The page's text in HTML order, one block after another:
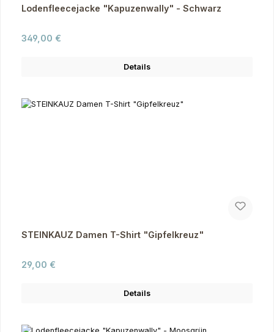
Lodenfleecejacke "Kapuzenwally" - Schwarz
Regulärer Preis:
349,00 €
Details
STEINKAUZ Damen T-Shirt "Gipfelkreuz"
Regulärer Preis:
29,00 €
Details